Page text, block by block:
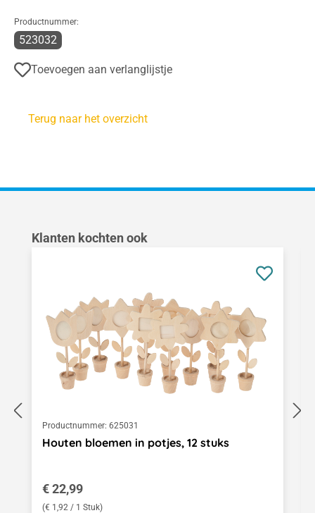
Productnummer:
523032
Toevoegen aan verlanglijstje
Terug naar het overzicht
Productgalerij overslaan
Klanten kochten ook
Productnummer: 625031
Houten bloemen in potjes, 12 stuks
Normale prijs:
€ 22,99
(€ 1,92 / 1 Stuk)